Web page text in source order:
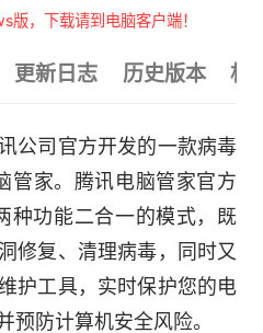
，下载请到电脑客户端！
更新日志 历史版本 相
司官方开发的一款病毒
管家。腾讯电脑管家官方
种功能二合一的模式，既
修复、清理病毒，同时又
护工具，实时保护您的电
预防计算机安全风险。